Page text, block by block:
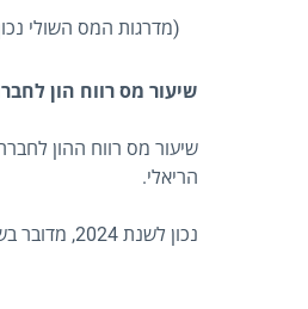
(מדרגות המס השולי נכון לשנת 2024 הינן: 10%, 14%,
שיעור מס רווח הון
שיעור מס רווח ההון
הריאלי.
נכון לשנת 2024, מדובר בשיעור של 23%.